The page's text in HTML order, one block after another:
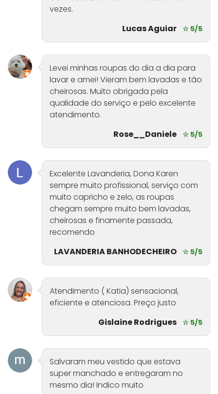
vezes.
Lucas Aguiar ☆ 5/5
Levei minhas roupas do dia a dia para
lavar e amei! Vieram bem lavadas e tão
cheirosas. Muito obrigada pela
qualidade do serviço e pelo excelente
atendimento.
Rose__Daniele ☆ 5/5
Excelente Lavanderia, Dona Karen
sempre muito profissional, serviço com
muito capricho e zelo, as roupas
chegam sempre muito bem lavadas,
cheirosas e finamente passada,
recomendo
LAVANDERIA BANHODECHEIRO ☆ 5/5
Atendimento ( Katia) sensacional,
eficiente e atenciosa. Preço justo
Gislaine Rodrigues ☆ 5/5
Salvaram meu vestido que estava
super manchado e entregaram no
mesmo dia! Indico muito